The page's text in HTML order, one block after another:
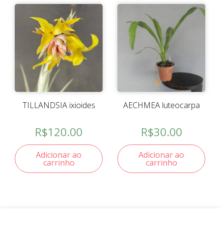
TILLANDSIA ixioides
R$120.00
Adicionar ao
carrinho
AECHMEA luteocarpa
R$30.00
Adicionar ao
carrinho